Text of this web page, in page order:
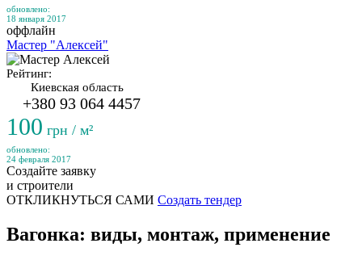
обновлено:
18 января 2017
оффлайн
Мастер "Алексей"
Рейтинг:
Киевская область
+380 93 064 4457
100 грн / м²
обновлено:
24 февраля 2017
Создайте заявку
и строители
ОТКЛИКНУТЬСЯ САМИ Создать тендер
Вагонка: виды, монтаж, применение